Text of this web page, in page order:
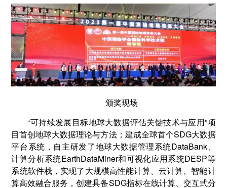
颁奖现场
“可持续发展目标地球大数据评估关键技术与应用”项
目首创地球大数据理论与方法；建成全球首个SDG大数据
平台系统，自主研发了地球大数据管理系统DataBank、
计算分析系统EarthDataMiner和可视化应用系统DESP等
系统软件栈，实现了大规模高性能计算、云计算、智能计
算高效融合服务，创建具备SDG指标在线计算、交互式分